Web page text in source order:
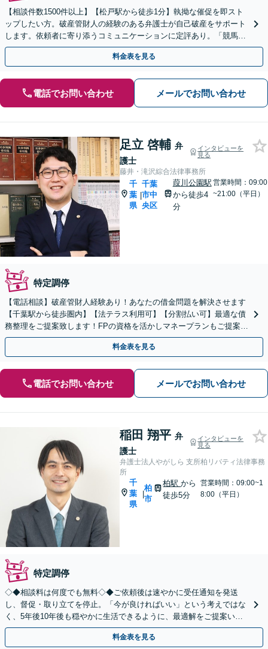
【相談件数1500件以上】【松戸駅から徒歩1分】執拗な催促を即スト
ップしたい方。破産管財人の経験のある弁護士が自己破産をサポート
します。依頼者に寄り添うコミュニケーションに定評あり。「競馬が
原因での3回目の破産」複雑な借金トラブル相談可能。
料金表を見る
電話でお問い合わせ メールでお問い合わせ
足立 啓輔 弁
護士
インタビューを
見る
藤井・滝沢綜合法律事務所
千
葉
県
|
千葉
市中
央区
葭川公園駅
から徒歩4
分
営業時間：09:00
~21:00（平日）
特定調停
【電話相談】破産管財人経験あり！あなたの借金問題を解決させます
【千葉駅から徒歩圏内】【法テラス利用可】【分割払い可】最適な債
務整理をご提案致します！FPの資格を活かしマネープランもご提案。
できるだけ早くご相談を！
料金表を見る
電話でお問い合わせ メールでお問い合わせ
稲田 翔平 弁
護士
インタビューを
見る
弁護士法人やがしら 支所柏リバティ法律事務
所
千
葉
県
|
柏
市
柏駅から
徒歩5分
営業時間：09:00~1
8:00（平日）
特定調停
◇◆相談料は何度でも無料◇◆ご依頼後は速やかに受任通知を発送
し、督促・取り立てを停止。「今が良ければいい」という考えではな
く、5年後10年後も穏やかに生活できるように、最適解をご提案いた
します。借金問題は一人で抱え込まずご相談ください。
料金表を見る